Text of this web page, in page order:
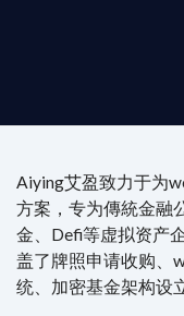
Aiying艾盈致力于为
方案，专为傳統金融
金、Defi等虚拟资产
盖了牌照申请收购、
统、加密基金架构设